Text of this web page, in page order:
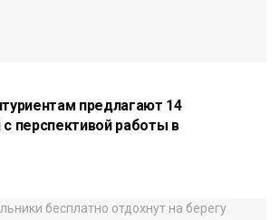
предлагают 14
с перспективой работы в